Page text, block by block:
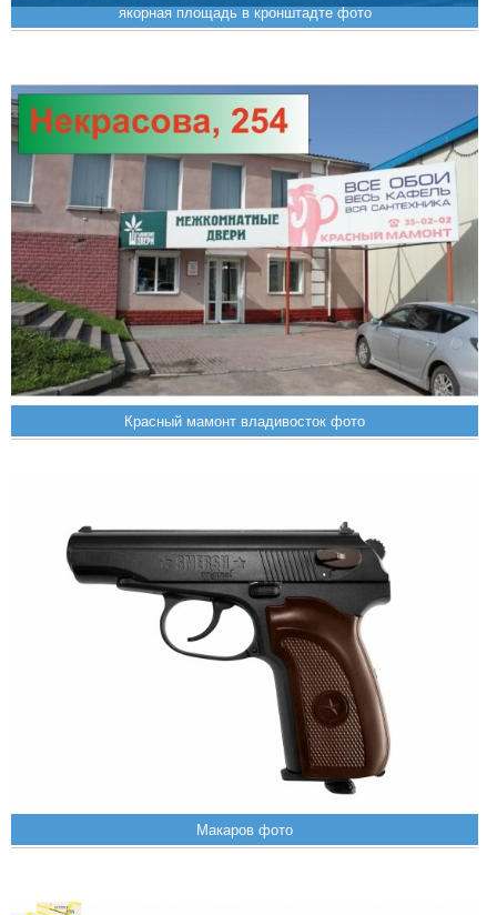
якорная площадь в кронштадте фото
Красный мамонт владивосток фото
Макаров фото